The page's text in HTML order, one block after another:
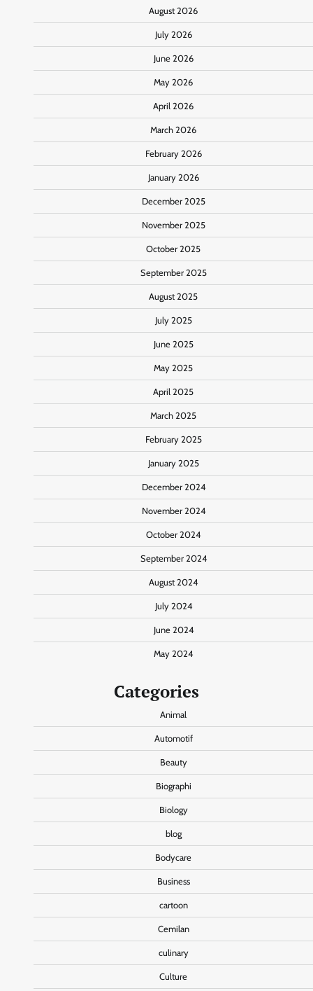
August 2026
July 2026
June 2026
May 2026
April 2026
March 2026
February 2026
January 2026
December 2025
November 2025
October 2025
September 2025
August 2025
July 2025
June 2025
May 2025
April 2025
March 2025
February 2025
January 2025
December 2024
November 2024
October 2024
September 2024
August 2024
July 2024
June 2024
May 2024
Categories
Animal
Automotif
Beauty
Biographi
Biology
blog
Bodycare
Business
cartoon
Cemilan
culinary
Culture